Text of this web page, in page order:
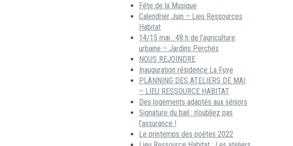
Fête de la Musique
Calendrier Juin – Lieu Ressources
Habitat
14/15 mai : 48 h de l’agriculture
urbaine – Jardins Perchés
NOUS REJOINDRE
Inauguration résidence La Fuye
PLANNING DES ATELIERS DE MAI
– LIEU RESSOURCE HABITAT
Des logements adaptés aux séniors
Signature du bail : n’oubliez pas
l’assurance !
Le printemps des poètes 2022